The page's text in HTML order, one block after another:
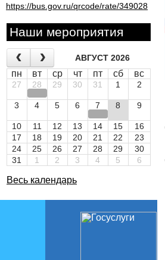
https://bus.gov.ru/qrcode/rate/349028
Наши мероприятия
АВГУСТ 2026
пн вт ср чт пт сб вс
27 28 29 30 31 1 2
3 4 5 6 7 8 9
10 11 12 13 14 15
16
17
18 19 20 21 22
23
24
25 26 27 28 29
30
31
1 2 3 4 5 6
Весь календарь